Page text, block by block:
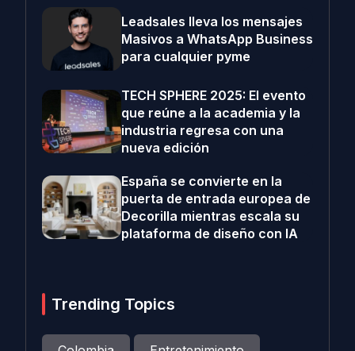
Leadsales lleva los mensajes
Masivos a WhatsApp Business
para cualquier pyme
TECH SPHERE 2025: El evento
que reúne a la academia y la
industria regresa con una
nueva edición
España se convierte en la
puerta de entrada europea de
Decorilla mientras escala su
plataforma de diseño con IA
Trending Topics